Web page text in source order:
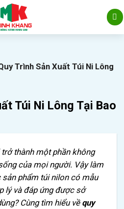
Trình Sản Xuất Túi Ni Lông
Túi Ni Lông Tại Bao
trở thành một phần không
của mọi người. Vậy làm
sản phẩm túi nilon có mẫu
lý và đáp ứng được sở
Cùng tìm hiểu vềquy